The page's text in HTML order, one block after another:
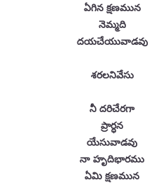
ఏగిన క్షణమున
నెమ్మది
దయచేయువాడవు
శరలనివేసు
నీ దరిచేరగా
ప్రార్ధన
యేసువాడవు
నా హృదిభారము
ఏమి క్షణమున